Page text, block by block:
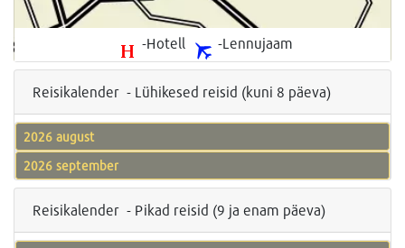
-Hotell -Lennujaam
Reisikalender - Lühikesed reisid (kuni 8 päeva)
2026 august
2026 september
Reisikalender - Pikad reisid (9 ja enam päeva)